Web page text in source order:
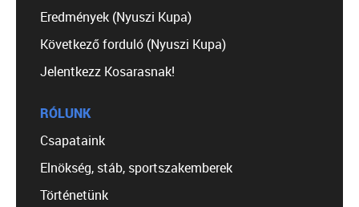
Eredmények (Nyuszi Kupa)
Következő forduló (Nyuszi Kupa)
Jelentkezz Kosarasnak!
RÓLUNK
Csapataink
Elnökség, stáb, sportszakemberek
Történetünk